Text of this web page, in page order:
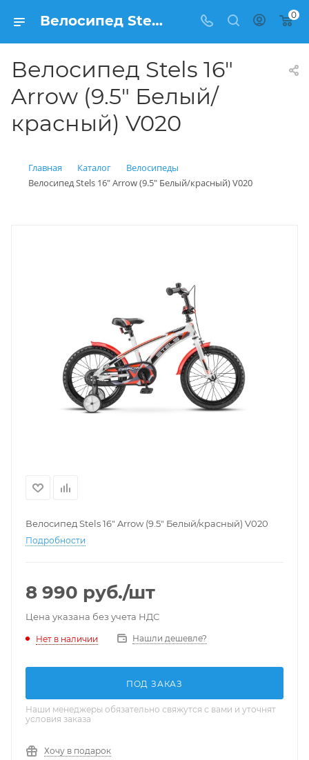
Велосипед Stels 16" Arrow (9.5" Белый/красный) V020 купить: цена 8 990 рублей в Балашихе | Интернет магазин Вело150 0
Велосипед Stels 16"
Arrow (9.5" Белый/
красный) V020
Главная Каталог
Велосипеды
Велосипед Stels 16" Arrow (9.5" Белый/красный) V020
Велосипед Stels 16" Arrow (9.5" Белый/красный) V020
Подробности
8 990 руб./шт
Цена указана без учета НДС
Нет в наличии Нашли дешевле?
ПОД ЗАКАЗ
Наши менеджеры обязательно свяжутся с вами и уточнят
условия заказа
Хочу в подарок